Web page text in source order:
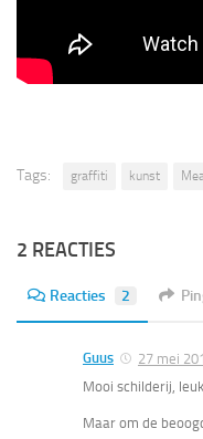
Tags: graffiti kunst
2 REACTIES
Reacties 2
Guus
27 mei
Mooi schilderij,
Maar om de